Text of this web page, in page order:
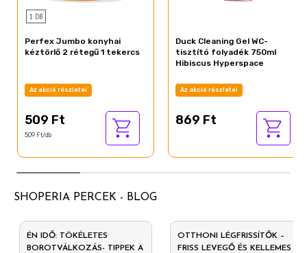
1 DB
Perfex Jumbo konyhai
kéztörlő 2 rétegű 1 tekercs
Az akció részletei
509 Ft
509 Ft/db
Duck Cleaning Gel WC-
tisztító folyadék 750ml
Hibiscus Hyperspace
Az akció részletei
869 Ft
SHOPERIA PERCEK - BLOG
ÉN IDŐ: TÖKÉLETES
BOROTVÁLKOZÁS- TIPPEK A
OTTHONI LÉGFRISSÍTŐK –
FRISS LEVEGŐ ÉS KELLEMES